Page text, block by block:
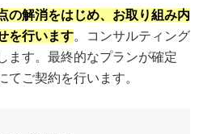
の解消をはじめ、お取り組み内
を行います。コンサルティング
ます。最終的なプランが確定
てご契約を行います。